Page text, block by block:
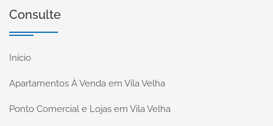
Consulte
Início
Apartamentos À Venda em Vila Velha
Ponto Comercial e Lojas em Vila Velha